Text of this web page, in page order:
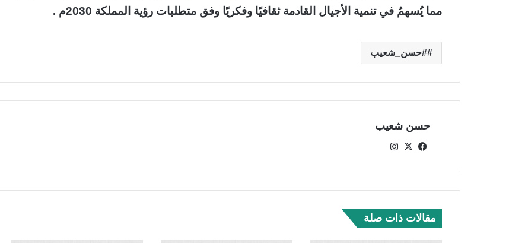
مما يُسهمُ في تنمية الأجيال القادمة ثقافيًا وفكريًا وفق متطلبات رؤية المملكة 2030م .
#حسن_شعيب
حسن شعيب
في
وك
‫X
ام
مقالات ذات صلة